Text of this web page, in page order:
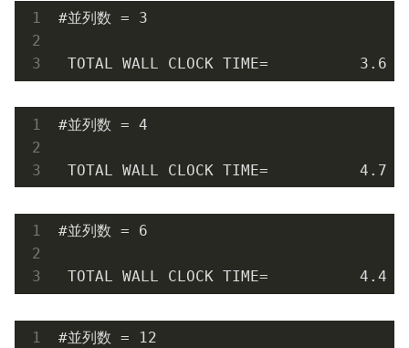
#並列数 = 3
TOTAL WALL CLOCK TIME=          3.6
#並列数 = 4
TOTAL WALL CLOCK TIME=          4.7
#並列数 = 6
TOTAL WALL CLOCK TIME=          4.4
#並列数 = 12